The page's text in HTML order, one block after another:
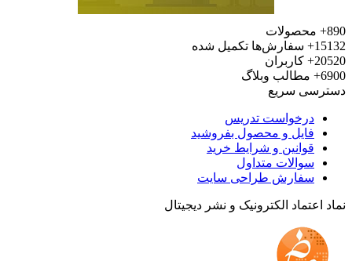
محصولات
سفارش‌ها تکمیل شده
کاربران
مطالب وبلاگ
سریع
درخواست تدریس
فایل و محصول بفروشید
قوانین و شرایط خرید
سوالات متداول
سفارش طراحی سایت
اعتماد الکترونیک و نشر دیجیتال